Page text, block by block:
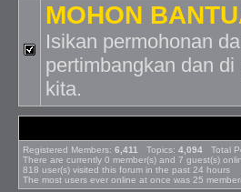
MOHON
Isikan permohonan
pertimbangkan dan
kita.
Registered Members: 6,411 Topics: 4,094 Total
There are currently 0 member(s) and 7 guest(s)
818 user(s) visited this forum in the past 24 hours
The most users ever online at once was 25